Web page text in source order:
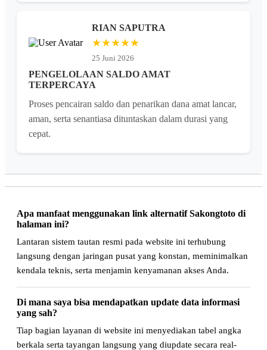
RIAN SAPUTRA
★★★★★
25 Juni 2026
PENGELOLAAN SALDO AMAT
TERPERCAYA
Proses pencairan saldo dan penarikan dana amat lancar,
aman, serta senantiasa dituntaskan dalam durasi yang
cepat.
Apa manfaat menggunakan link alternatif Sakongtoto di
halaman ini?
Lantaran sistem tautan resmi pada website ini terhubung
langsung dengan jaringan pusat yang konstan, meminimalkan
kendala teknis, serta menjamin kenyamanan akses Anda.
Di mana saya bisa mendapatkan update data informasi
yang sah?
Tiap bagian layanan di website ini menyediakan tabel angka
berkala serta tayangan langsung yang diupdate secara real-